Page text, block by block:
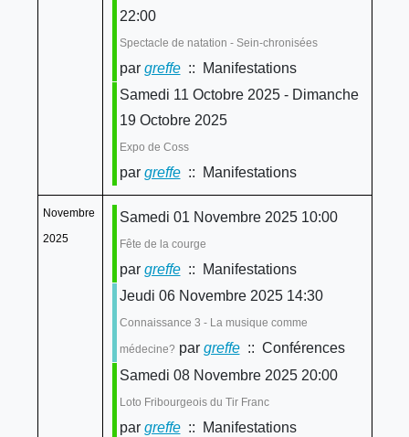
22:00
Spectacle de natation - Sein-chronisées
par greffe:: Manifestations
Samedi 11 Octobre 2025 - Dimanche
19 Octobre 2025
Expo de Coss
par greffe:: Manifestations
Novembre
2025
Samedi 01 Novembre 2025 10:00
Fête de la courge
par greffe:: Manifestations
Jeudi 06 Novembre 2025 14:30
Connaissance 3 - La musique comme
médecine? par greffe:: Conférences
Samedi 08 Novembre 2025 20:00
Loto Fribourgeois du Tir Franc
par greffe:: Manifestations